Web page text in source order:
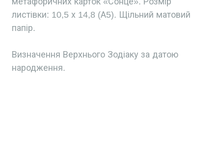
листівки: 10,5 х 14,8 (А5). Щільний матовий
папір.
Визначення Верхнього Зодіаку за датою
народження.